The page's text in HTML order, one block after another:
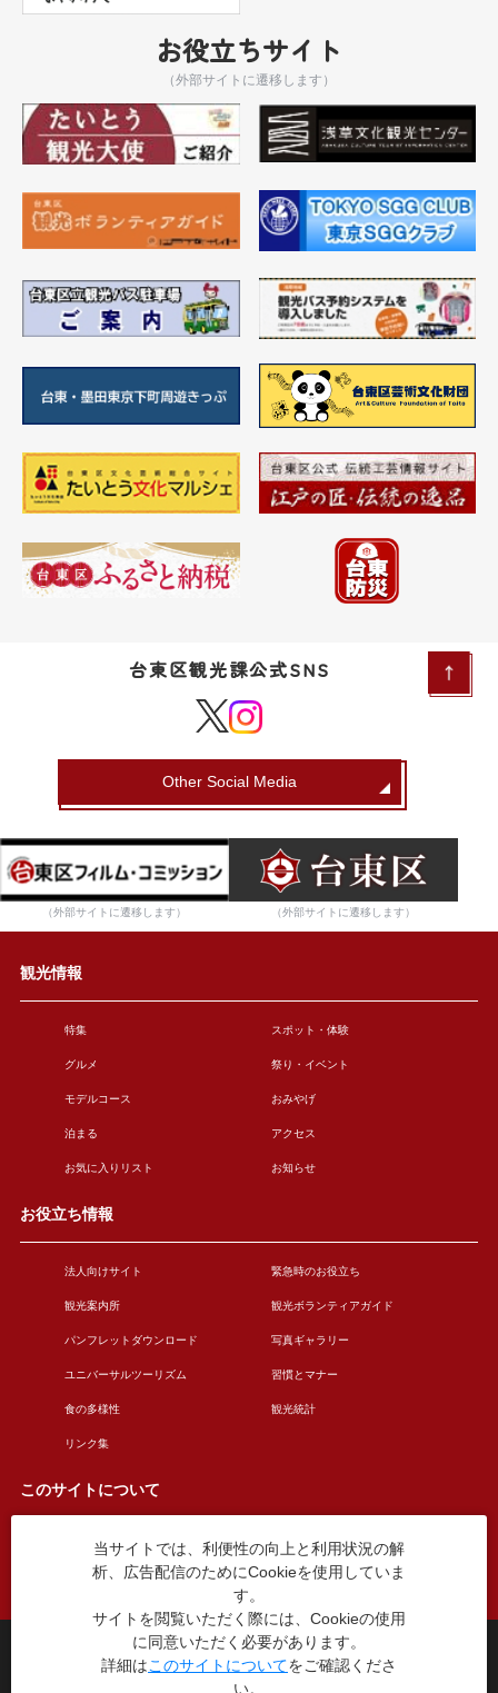
お役立ちサイト
（外部サイトに遷移します）
台東区観光課公式SNS
Other Social Media
（外部サイトに遷移します） （外部サイトに遷移します）
観光情報
特集 スポット・体験
グルメ 祭り・イベント
モデルコース おみやげ
泊まる アクセス
お気に入りリスト お知らせ
お役立ち情報
法人向けサイト 緊急時のお役立ち
観光案内所 観光ボランティアガイド
パンフレットダウンロード 写真ギャラリー
ユニバーサルツーリズム 習慣とマナー
食の多様性 観光統計
リンク集
このサイトについて
このサイトについて 広告掲載について
お問い合わせ
台東区役所観光課
〒110-8615 東京都台東区東上野4丁目5番6号
TEL：03-5246-1151
当サイトでは、利便性の向上と利用状況の解
析、広告配信のためにCookieを使用していま
す。
サイトを閲覧いただく際には、Cookieの使用
に同意いただく必要があります。
詳細はこのサイトについてをご確認くださ
い。